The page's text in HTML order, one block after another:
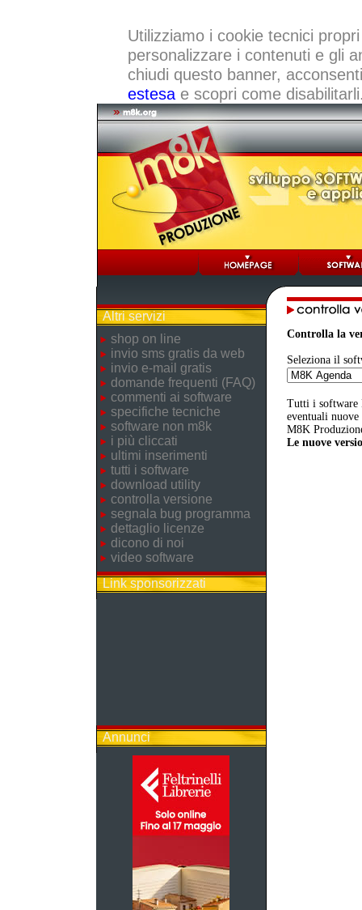
Utilizziamo i cookie tecnici
personalizzare i contenuti e gli
chiudi questo banner,
estesae scopri come
Altri servizi
shop on line
invio sms gratis da web
invio e-mail gratis
domande frequenti (FAQ)
commenti ai software
specifiche tecniche
software non m8k
i più cliccati
ultimi inserimenti
tutti i software
download utility
controlla versione
segnala bug programma
dettaglio licenze
dicono di noi
video software
Link sponsorizzati
Annunci
Controlla la
Seleziona il
Tutti i software
eventuali
M8K
Le nuove